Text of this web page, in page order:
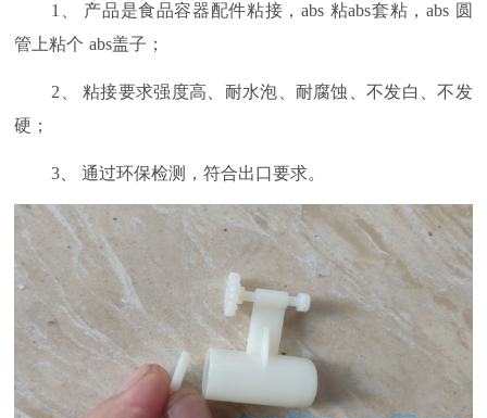
1、 产品是食品容器配件粘接，abs 粘abs套粘， abs 圆
管上粘个 abs盖子；
2、粘接要求强度高、耐水泡、耐腐蚀、不发白、不发
硬；
3、通过环保检测，符合出口要求。